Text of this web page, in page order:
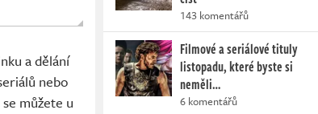
a dělání
nebo
můžete u
143 komentářů
Filmové a seriálové tituly
listopadu, které byste si
neměli…
6 komentářů